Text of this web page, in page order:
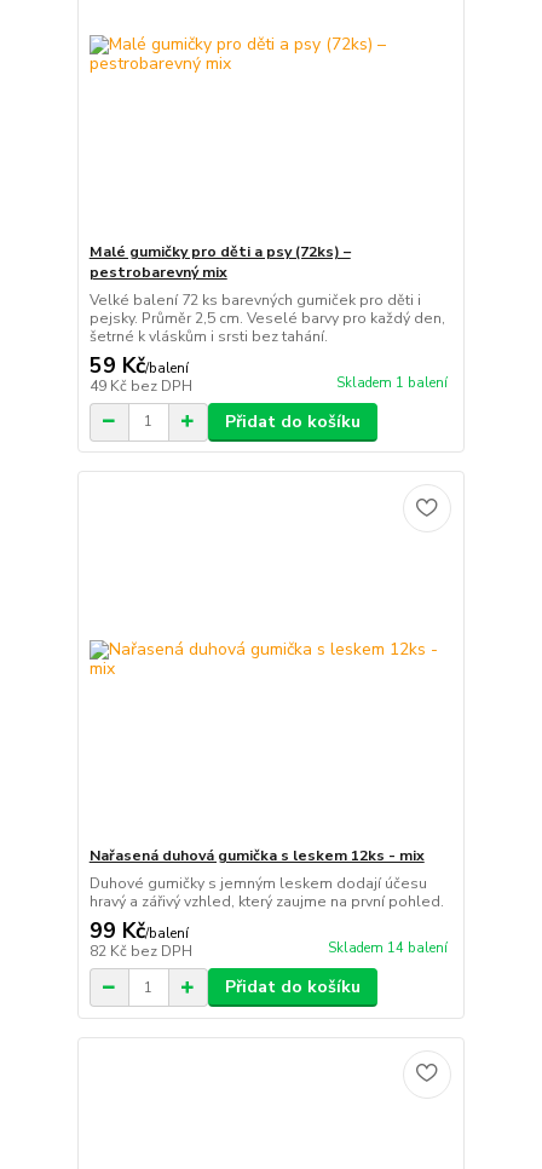
Malé gumičky pro děti a psy (72ks) –
pestrobarevný mix
Velké balení 72 ks barevných gumiček pro děti i
pejsky. Průměr 2,5 cm. Veselé barvy pro každý den,
šetrné k vláskům i srsti bez tahání.
59 Kč/balení
49 Kč bez DPH Skladem 1 balení
Přidat do košíku
Nařasená duhová gumička s leskem 12ks - mix
Duhové gumičky s jemným leskem dodají účesu
hravý a zářivý vzhled, který zaujme na první pohled.
99 Kč/balení
82 Kč bez DPH Skladem 14 balení
Přidat do košíku